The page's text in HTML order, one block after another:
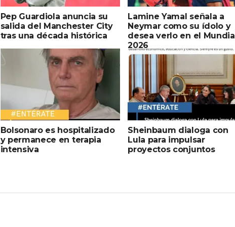
Pep Guardiola anuncia su
salida del Manchester City
tras una década histórica
Lamine Yamal señala a
Neymar como su ídolo y
desea verlo en el Mundial
2026
Bolsonaro es hospitalizado
y permanece en terapia
intensiva
Sheinbaum dialoga con
Lula para impulsar
proyectos conjuntos